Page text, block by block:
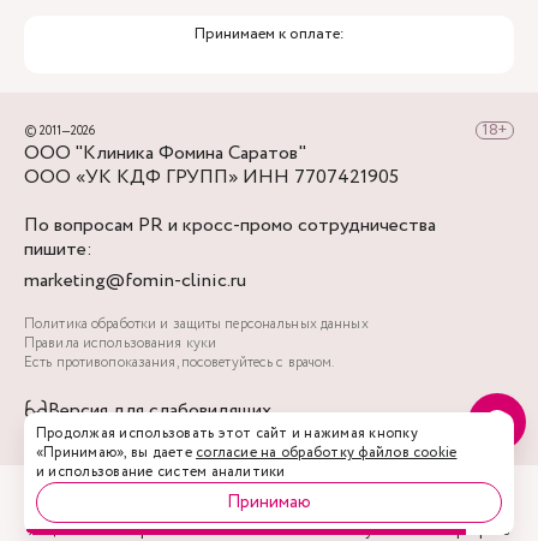
Принимаем к оплате:
© 2011—2026
ООО "Клиника Фомина Саратов"
ООО «УК КДФ ГРУПП» ИНН 7707421905
По вопросам PR и кросс-промо сотрудничества
пишите:
marketing@fomin-clinic.ru
Политика обработки и защиты персональных данных
Правила использования куки
Есть противопоказания, посоветуйтесь с врачом.
Версия для слабовидящих
Продолжая использовать этот сайт и нажимая кнопку
«Принимаю», вы даете согласие на обработку файлов cookie
и использование систем аналитики
Принимаю
Акции Врачи Запись Услуги Профиль